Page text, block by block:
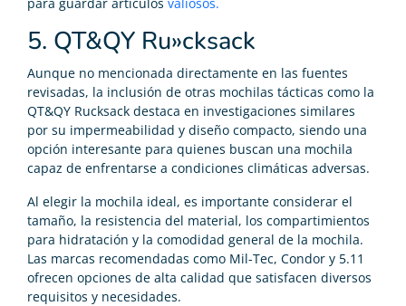
5. QT&QY Ru»cksack
Aunque no mencionada directamente en las fuentes
revisadas, la inclusión de otras mochilas tácticas como la
QT&QY Rucksack destaca en investigaciones similares
por su impermeabilidad y diseño compacto, siendo una
opción interesante para quienes buscan una mochila
capaz de enfrentarse a condiciones climáticas adversas​​.
Al elegir la mochila ideal, es importante considerar el
tamaño, la resistencia del material, los compartimientos
para hidratación y la comodidad general de la mochila.
Las marcas recomendadas como Mil-Tec, Condor y 5.11
ofrecen opciones de alta calidad que satisfacen diversos
requisitos y necesidades​​.